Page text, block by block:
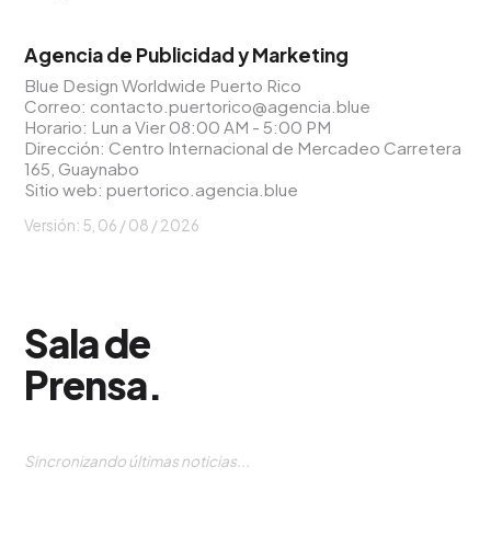
Agencia de Publicidad y Marketing
Blue Design Worldwide Puerto Rico
Correo: contacto.puertorico@agencia.blue
Horario: Lun a Vier 08:00 AM - 5:00 PM
Dirección: Centro Internacional de Mercadeo Carretera
165, Guaynabo
Sitio web:puertorico.agencia.blue
Versión: 5, 06 / 08 / 2026
Sala de
Prensa.
Sincronizando últimas noticias...